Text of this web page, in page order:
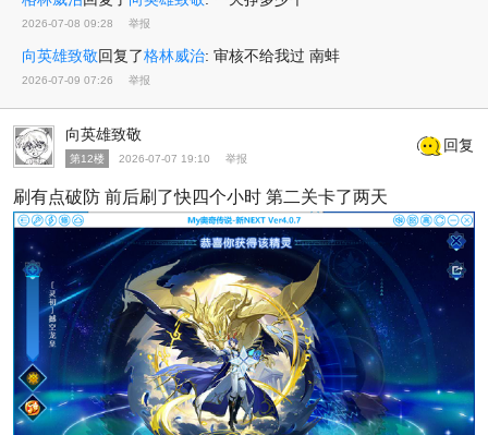
2026-07-08 09:28 举报
向英雄致敬回复了格林威治: 审核不给我过 南蚌
2026-07-09 07:26 举报
向英雄致敬
第12楼 2026-07-07 19:10 举报
回复
刷有点破防 前后刷了快四个小时 第二关卡了两天